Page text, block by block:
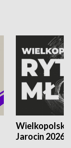
Jarocin 2026